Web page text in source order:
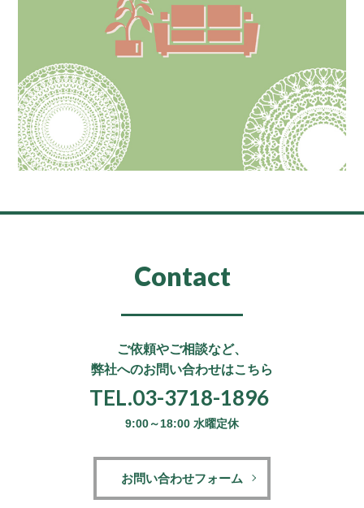
Contact
ご依頼やご相談など、
弊社へのお問い合わせはこちら
TEL.03-3718-1896
9:00～18:00 水曜定休
お問い合わせフォーム